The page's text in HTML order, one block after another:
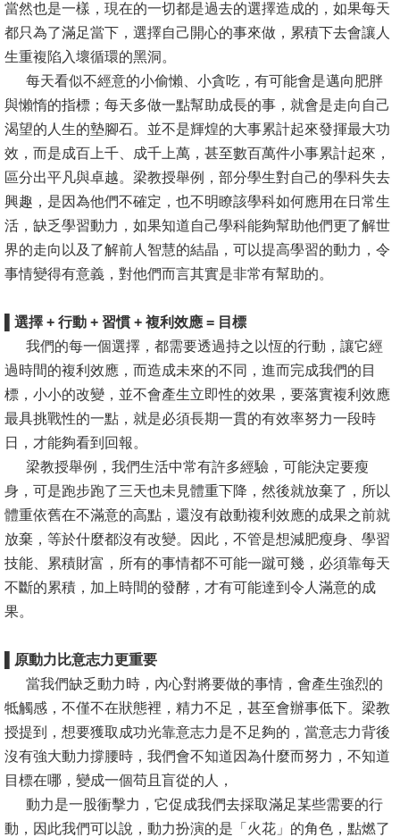
辦
法
文
件
心
輔
&
學
輔
款
教
與
館
回
首
頁
臺
大
首
頁
網
站
導
當然也是一樣，現在的一切都是過去的選擇造成的，如果每天
都只為了滿足當下，選擇自己開心的事來做，累積下去會讓人
生重複陷入壞循環的黑洞。
每天看似不經意的小偷懶、小貪吃，有可能會是邁向肥胖
與懶惰的指標；每天多做一點幫助成長的事，就會是走向自己
渴望的人生的墊腳石。並不是輝煌的大事累計起來發揮最大功
效，而是成百上千、成千上萬，甚至數百萬件小事累計起來，
區分出平凡與卓越。梁教授舉例，部分學生對自己的學科失去
興趣，是因為他們不確定，也不明瞭該學科如何應用在日常生
活，缺乏學習動力，如果知道自己學科能夠幫助他們更了解世
界的走向以及了解前人智慧的結晶，可以提高學習的動力，令
事情變得有意義，對他們而言其實是非常有幫助的。
選擇 + 行動 + 習慣 + 複利效應 = 目標
我們的每一個選擇，都需要透過持之以恆的行動，讓它經
過時間的複利效應，而造成未來的不同，進而完成我們的目
標，小小的改變，並不會產生立即性的效果，要落實複利效應
最具挑戰性的一點，就是必須長期一貫的有效率努力一段時
日，才能夠看到回報。
梁教授舉例，我們生活中常有許多經驗，可能決定要瘦
身，可是跑步跑了三天也未見體重下降，然後就放棄了，所以
體重依舊在不滿意的高點，還沒有啟動複利效應的成果之前就
放棄，等於什麼都沒有改變。因此，不管是想減肥瘦身、學習
技能、累積財富，所有的事情都不可能一蹴可幾，必須靠每天
不斷的累積，加上時間的發酵，才有可能達到令人滿意的成
果。
原動力比意志力更重要
當我們缺乏動力時，內心對將要做的事情，會產生強烈的
牴觸感，不僅不在狀態裡，精力不足，甚至會辦事低下。梁教
授提到，想要獲取成功光靠意志力是不足夠的，當意志力背後
沒有強大動力撐腰時，我們會不知道因為什麼而努力，不知道
目標在哪，變成一個苟且盲從的人，
動力是一股衝擊力，它促成我們去採取滿足某些需要的行
動，因此我們可以說，動力扮演的是「火花」的角色，點燃了